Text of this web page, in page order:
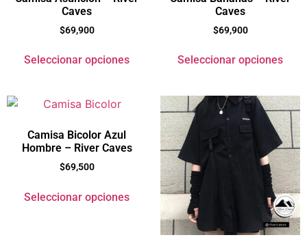
Caves
$69,900
Seleccionar opciones
Caves
$69,900
Seleccionar opciones
Camisa Bicolor Azul
Hombre – River Caves
$69,500
Seleccionar opciones